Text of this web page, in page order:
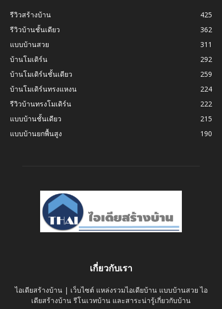
รีวิวสร้างบ้าน
425
รีวิวบ้านชั้นเดียว
362
แบบบ้านสวย
311
บ้านโมเดิร์น
292
บ้านโมเดิร์นชั้นเดียว
259
บ้านโมเดิร์นทรงแหงน
224
รีวิวบ้านทรงโมเดิร์น
222
แบบบ้านชั้นเดียว
215
แบบบ้านยกพื้นสูง
190
เกี่ยวกับเรา
ไอเดียสร้างบ้าน | เว็บไซต์ แหล่งรวมไอเดียบ้าน แบบบ้านสวย ไอ
เดียสร้างบ้าน รีโนเวทบ้าน และสาระน่ารู้เกี่ยวกับบ้าน